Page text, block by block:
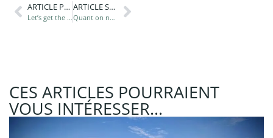
ARTICLE PRÉCÉDANT
Let’s get the season started!
ARTICLE SUIVANT
Quant on ne peut pas changer le monde, il faut changer le décor…
CES ARTICLES POURRAIENT
VOUS INTÉRESSER...